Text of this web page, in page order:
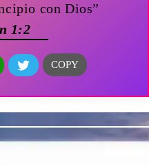
con Dios”
1:2